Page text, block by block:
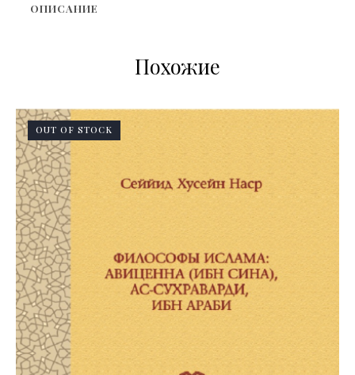
ОПИСАНИЕ
Похожие
OUT OF STOCK